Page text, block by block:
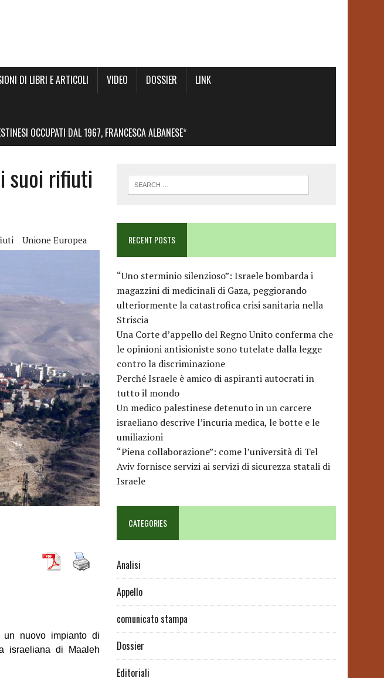
DI LIBRI E ARTICOLI VIDEO DOSSIER
LINK
OCCUPATI DAL 1967, FRANCESCA ALBANESE*
suoi rifiuti
Unione Europea
un nuovo impianto di
israeliana di Maaleh
RECENT POSTS
“Uno sterminio silenzioso”: Israele bombarda i
magazzini di medicinali di Gaza, peggiorando
ulteriormente la catastrofica crisi sanitaria nella
Striscia
Una Corte d’appello del Regno Unito conferma che
le opinioni antisioniste sono tutelate dalla legge
contro la discriminazione
Perché Israele è amico di aspiranti autocrati in
tutto il mondo
Un medico palestinese detenuto in un carcere
israeliano descrive l’incuria medica, le botte e le
umiliazioni
“Piena collaborazione”: come l’università di Tel
Aviv fornisce servizi ai servizi di sicurezza statali di
Israele
CATEGORIES
Analisi
Appello
comunicato stampa
Dossier
Editoriali